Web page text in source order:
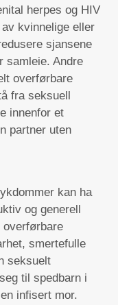
herpes og HIV
kvinnelige eller
sjansene
samleie. Andre
overførbare
fra seksuell
innenfor et
partner uten
kan ha
og generell
overførbare
smertefulle
seksuelt
til spedbarn i
infisert mor.